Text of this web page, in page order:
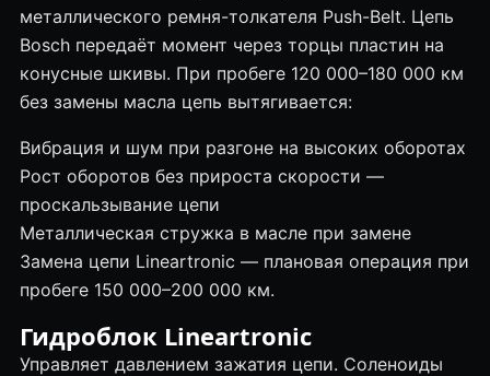
металлического ремня-толкателя Push-Belt. Цепь
Boschпередаёт момент через торцы пластин на
конусные шкивы. При пробеге 120 000–180 000 км
без замены масла цепь вытягивается:
Вибрация и шум при разгоне на высоких оборотах
Рост оборотов без прироста скорости —
проскальзывание цепи
Металлическая стружка в масле при замене
Замена цепи Lineartronic — плановая операция при
пробеге 150 000–200 000 км.
ГидроблокLineartronic
Управляет давлением зажатия цепи. Соленоиды